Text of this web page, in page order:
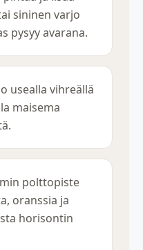
sininen varjo
pysyy avarana.
usealla vihreällä
maisema
polttopiste
oranssia ja
horisontin